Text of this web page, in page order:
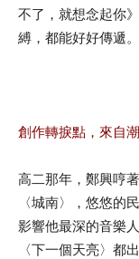
不了，就想念起你
縛，都能好好傳遞。
創作轉捩點，來自
高二那年，鄭興哼
〈城南〉，悠悠的
影響他最深的音樂
〈下一個天亮〉都